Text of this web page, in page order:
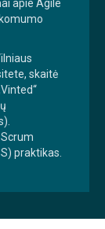
apie Agile
skaitė
praktikas.